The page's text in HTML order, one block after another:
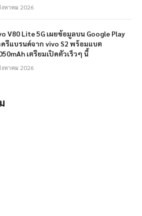
หาคม 2026
V80 Lite 5G เผยข้อมูลบน Google Play
รีแบรนด์จาก vivo S2 พร้อมแบต
เตรียมเปิดตัวเร็วๆ นี้
หาคม 2026